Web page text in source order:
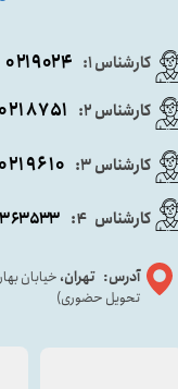
کارشناس ۱: ۰۲۱۹۰۲۴
آدرس: تهران، خیابان
تحویل حضوری)
کارشناس ۳: ۰۲۱۹۶۱۰
کارشناس ۲: ۰۲۱۸۷۵۱
کارشناس 4
: ۳۶۳۵۳۳